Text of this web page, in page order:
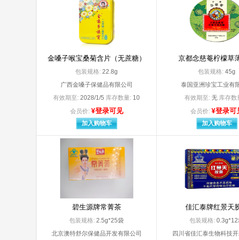
HAWO GmbH（德国合福公司
Janssen Pharmaceutica N.V.（分包装：上海强生制药有限公司
Johnson
JohnsonJohnsonInternationalc/o
Kowa
LEO Laboratories Ltd./
Menarini - Von Heyden GmbH
Merck KGaA（默克制药（江苏）有限公司分包装）
Merck
novartis farma spa （意大利） 凶
Novartis
Novartis Singapore Pharmaceutical Manufacturing Private.Ltd（北京诺华制药有限公司分装）
Novo Nordisk A/S（代理人：诺和诺德（中国）制药有限公司
OKAMOTO INDUSTRIES，INC
Organon
PIRAMAL ENTERPRISES LIMITED
Sanofi Winthrop Industrie
Sanofi
Sanofi-Aventis SA
Schering-
SOOIL Development.CO.Ltd
SPIDENT
TG MEDICAL SDN. BHD（代理人：苏州顶佳汇医
URSAPHARM Arzneimittel Gmbh
阿斯利康
安徽安科生物工程（集团）股份有限公司
安徽安科
金嗓子喉宝桑菊含片（无蔗糖）
包装规格: 22.8g
广西金嗓子保健品有限公司
有效期至: 2028/1/5 库存数量: 10
会员价: ¥登录可见
加入购物车
京都念慈菴柠檬草
包装规格: 45g
泰国亚洲珍宝工业有
有效期至: 无 库存数
会员价: ¥登录可
加入购物车
碧生源牌常菁茶
包装规格: 2.5g*25袋
北京澳特舒尔保健品开发有限公司
佳汇泰牌红景天
包装规格: 0.3g*12
四川省佳汇泰生物科技